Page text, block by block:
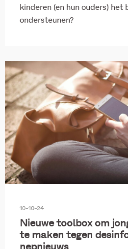
kinderen (en hun ouders) het
ondersteunen?
10-10-24
Nieuwe toolbox om
te maken tegen
nepnieuws